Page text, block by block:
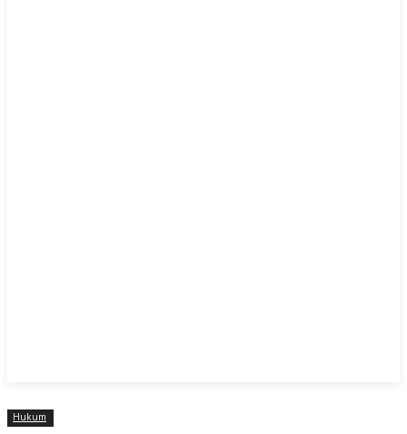
Hukum